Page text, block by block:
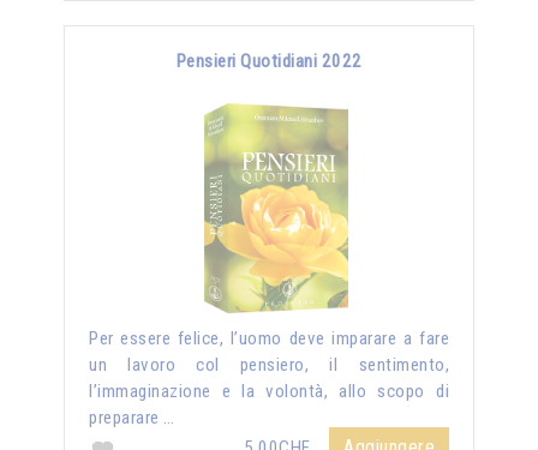
Pensieri Quotidiani 2022
Per essere felice, l’uomo deve imparare a fare
un lavoro col pensiero, il sentimento,
l’immaginazione e la volontà, allo scopo di
preparare …